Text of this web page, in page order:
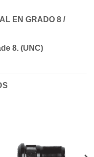
EN GRADO 8 /
8. (UNC)